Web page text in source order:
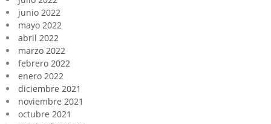
junio 2022
mayo 2022
abril 2022
marzo 2022
febrero 2022
enero 2022
diciembre 2021
noviembre 2021
octubre 2021